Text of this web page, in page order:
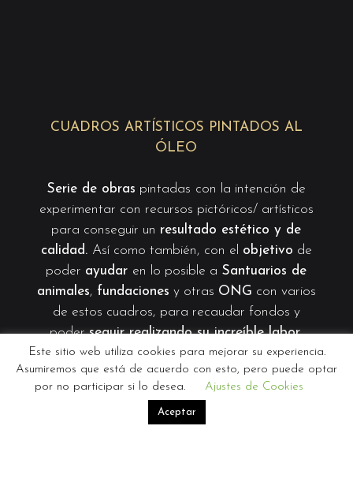
CUADROS ARTÍSTICOS PINTADOS AL
ÓLEO
Serie de obras pintadas con la intención de
experimentar con recursos pictóricos/ artísticos
para conseguir un resultado estético y de
calidad. Así como también, con el objetivo de
poder ayudar en lo posible a Santuarios de
animales, fundaciones y otras ONG con varios
de estos cuadros, para recaudar fondos y
poderseguir realizando su increíble labor.
Este sitio web utiliza cookies para mejorar su experiencia.
Asumiremos que está de acuerdo con esto, pero puede optar
por no participar si lo desea.
Ajustes de Cookies
Aceptar